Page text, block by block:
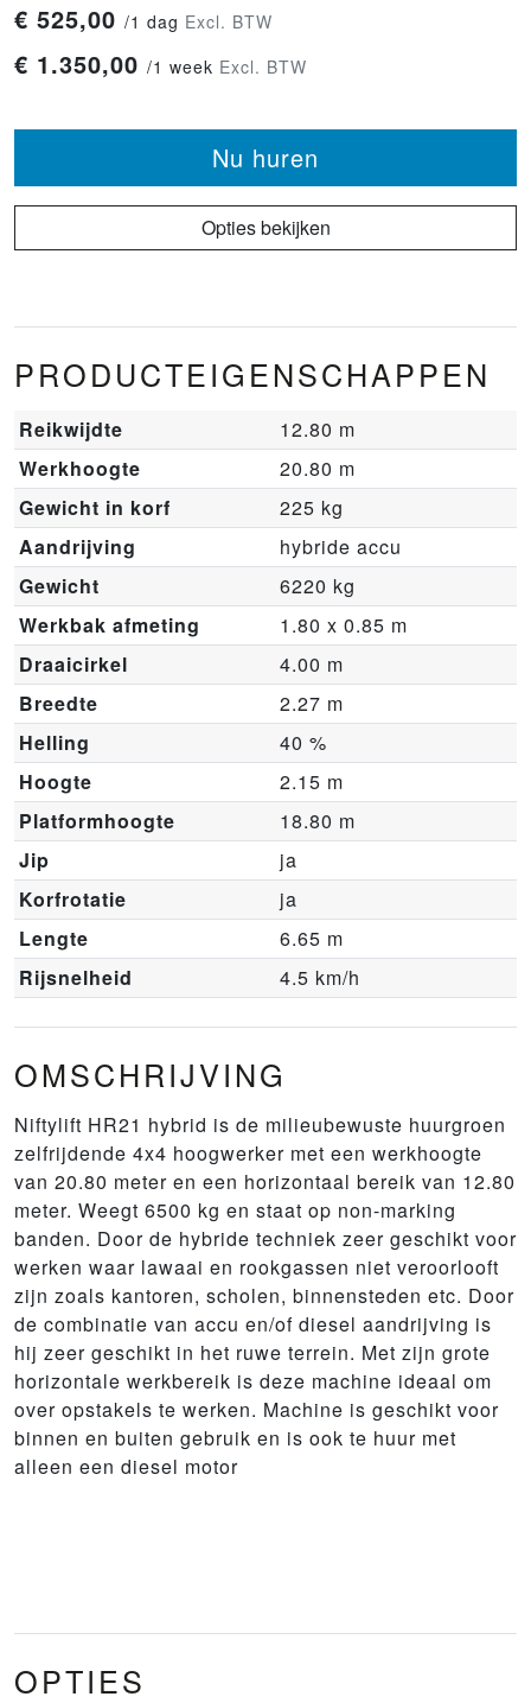
€ 525,00 /1 dag Excl. BTW
€ 1.350,00 /1 week Excl. BTW
Nu huren
Opties bekijken
PRODUCTEIGENSCHAPPEN
Reikwijdte
12.80 m
Werkhoogte
20.80 m
Gewicht in korf
225 kg
Aandrijving
hybride accu
Gewicht
6220 kg
Werkbak afmeting
1.80 x 0.85 m
Draaicirkel
4.00 m
Breedte
2.27 m
Helling
40 %
Hoogte
2.15 m
Platformhoogte
18.80 m
Jip
ja
Korfrotatie
ja
Lengte
6.65 m
Rijsnelheid
4.5 km/h
OMSCHRIJVING
Niftylift HR21 hybrid is de milieubewuste huurgroen
zelfrijdende 4x4 hoogwerker met een werkhoogte
van 20.80 meter en een horizontaal bereik van 12.80
meter. Weegt 6500 kg en staat op non-marking
banden. Door de hybride techniek zeer geschikt voor
werken waar lawaai en rookgassen niet veroorlooft
zijn zoals kantoren, scholen, binnensteden etc. Door
de combinatie van accu en/of diesel aandrijving is
hij zeer geschikt in het ruwe terrein. Met zijn grote
horizontale werkbereik is deze machine ideaal om
over opstakels te werken. Machine is geschikt voor
binnen en buiten gebruik en is ook te huur met
alleen een diesel motor
OPTIES